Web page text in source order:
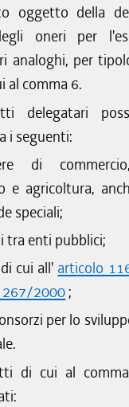
oggetto della
oneri per
analoghi, per
al comma 6.
delegatari
i seguenti:
di
e agricoltura,
speciali;
tra enti pubblici;
cui all' articolo
267/2000;
per lo
di cui al